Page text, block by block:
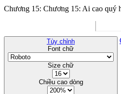
Chương 15: Chương 15: Ai cao quý
Tùy chỉnh
Font chữ
Size chữ
Chiều cao dòng